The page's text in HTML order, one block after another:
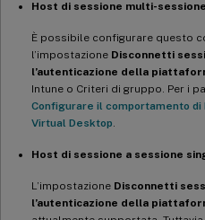
Host di sessione multi-sessione
È possibile configurare questo
l’impostazione Disconnetti
l’autenticazione della
Intune o Criteri di gruppo. Per i
Configurare il comportamento
Virtual Desktop.
Host di sessione a sessione
L’impostazione Disconnetti
l’autenticazione della